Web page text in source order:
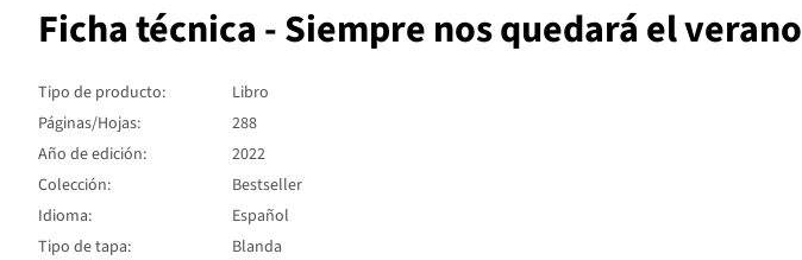
Ficha técnica - Siempre nos quedará el verano
Tipo de producto:
Libro
Páginas/Hojas:
288
Año de edición:
2022
Colección:
Bestseller
Idioma:
Español
Tipo de tapa:
Blanda